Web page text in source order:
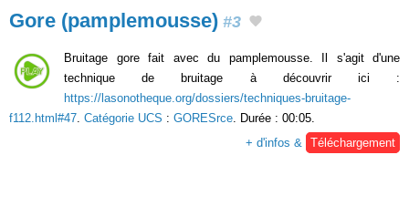
Gore (pamplemousse) #3
Bruitage gore fait avec du pamplemousse. Il s'agit d'une
technique de bruitage à découvrir ici :
https://lasonotheque.org/dossiers/techniques-bruitage-
f112.html#47. Catégorie UCS : GORESrce. Durée : 00:05.
+ d'infos & Téléchargement